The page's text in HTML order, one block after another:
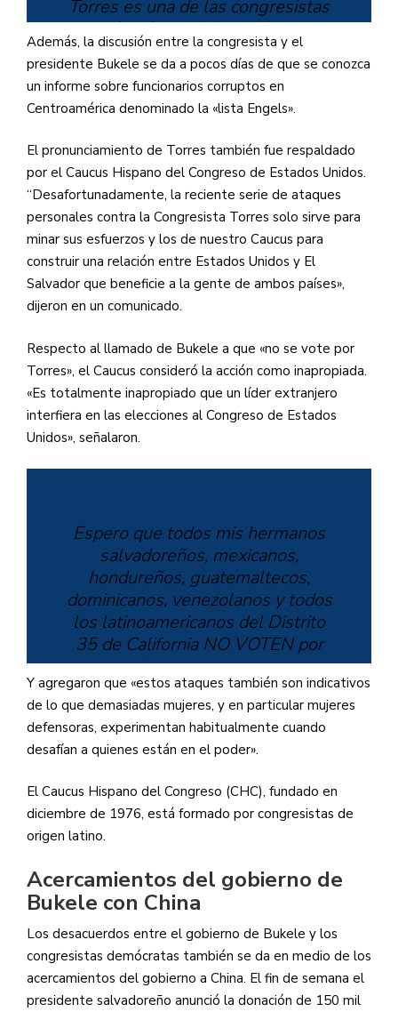
Torres es una de las congresistas
más críticas del presidente
salvadoreño e, incluso, ha enviado
cartas a Joe Biden al respecto.
pic.twitter.com/xpgMcj91zw
— Red Informativa de Arpas
(@arpassv)April 4, 2021
Además, la discusión entre la congresista y el
presidente Bukele se da a pocos días de que se conozca
un informe sobre funcionarios corruptos en
Centroamérica denominado la «lista Engels».
El pronunciamiento de Torres también fue respaldado
por el Caucus Hispano del Congreso de Estados Unidos.
“Desafortunadamente, la reciente serie de ataques
personales contra la Congresista Torres solo sirve para
minar sus esfuerzos y los de nuestro Caucus para
construir una relación entre Estados Unidos y El
Salvador que beneficie a la gente de ambos países»,
dijeron en un comunicado.
Respecto al llamado de Bukele a que «no se vote por
Torres», el Caucus consideró la acción como inapropiada.
«Es totalmente inapropiado que un líder extranjero
interfiera en las elecciones al Congreso de Estados
Unidos», señalaron.
Espero que todos mis hermanos
salvadoreños, mexicanos,
hondureños, guatemaltecos,
dominicanos, venezolanos y todos
los latinoamericanos del Distrito
35 de California NO VOTEN por
@NormaJTorres.
No trabaja para ustedes, sino para
mantener a nuestros países en el
subdesarrollo.
— Nayib Bukele ?? (@nayibbukele)
Y agregaron que «estos ataques también son indicativos
de lo que demasiadas mujeres, y en particular mujeres
defensoras, experimentan habitualmente cuando
desafían a quienes están en el poder».
El Caucus Hispano del Congreso (CHC), fundado en
diciembre de 1976, está formado por congresistas de
origen latino.
Acercamientos del gobierno de
Bukele con China
Los desacuerdos entre el gobierno de Bukele y los
congresistas demócratas también se da en medio de los
acercamientos del gobierno a China. El fin de semana el
presidente salvadoreño anunció la donación de 150 mil